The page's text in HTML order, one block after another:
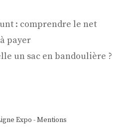
: comprendre le net
payer
un sac en bandoulière ?
Expo -Mentions